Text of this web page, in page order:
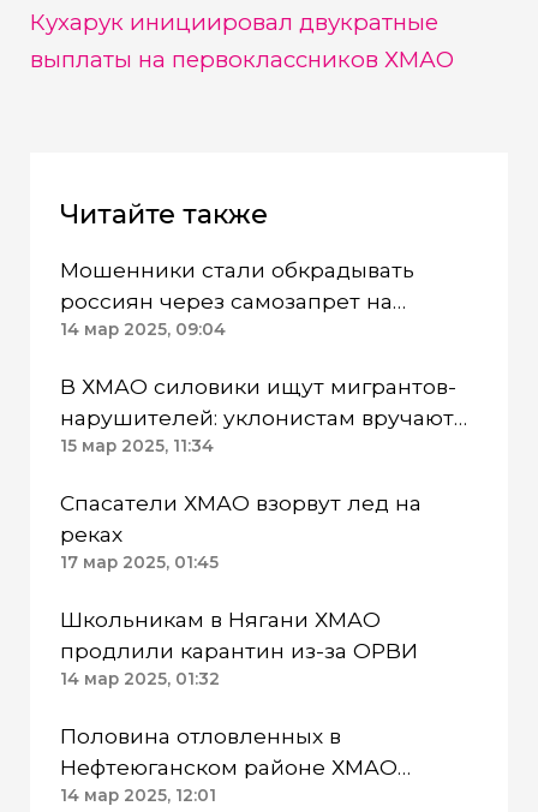
Кухарук инициировал двукратные
выплаты на первоклассников ХМАО
Читайте также
Мошенники стали обкрадывать
россиян через самозапрет на
кредиты
14 мар 2025, 09:04
В ХМАО силовики ищут мигрантов-
нарушителей: уклонистам вручают
повестки в военкомат
15 мар 2025, 11:34
Спасатели ХМАО взорвут лед на
реках
17 мар 2025, 01:45
Школьникам в Нягани ХМАО
продлили карантин из-за ОРВИ
14 мар 2025, 01:32
Половина отловленных в
Нефтеюганском районе ХМАО
безнадзорных собак обрели
14 мар 2025, 12:01